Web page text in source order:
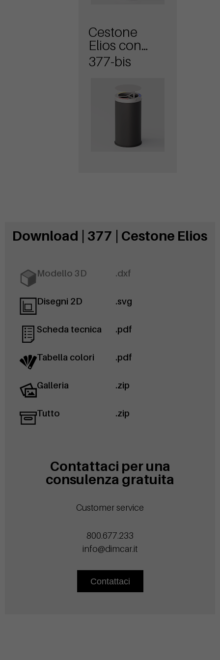
Cestone
Elios con
coperchio
377-bis
Download | 377 | Cestone Elios
Modello 3D .dxf
Disegni 2D .svg
Scheda tecnica .pdf
Tabella colori .pdf
Galleria .zip
Tutto .zip
Contattaci per una
consulenza gratuita
Customer service
800.677.233
info@dimcar.it
Contattaci